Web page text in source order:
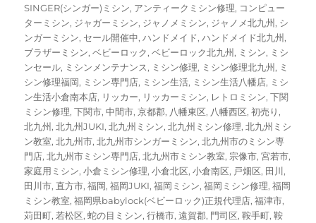
SINGER(シンガー)ミシン, アンティークミシン修理, コンピュー
ターミシン, ジャガーミシン, ジャノメミシン, ジャノメ北九州, シ
ンガーミシン, セール開催中,ハンドメイド,ハンドメイド北九州,
ブラザーミシン,ベビーロック,ベビーロック北九州, ミシン, ミシ
ンセール, ミシンメンテナンス, ミシン修理, ミシン修理北九州, ミ
シン修理福岡, ミシン専門店, ミシン生活, ミシン生活八幡店, ミシ
ン生活小倉南本店, リッカー, リッカーミシン, レトロミシン,下関
ミシン修理,下関市,中間市,京都郡, 八幡東区, 八幡西区,初売り,
北九州,北九州JUKI,北九州ミシン,北九州ミシン修理,北九州ミシ
ン教室,北九州市,北九州市シンガーミシン,北九州市のミシン専
門店,北九州市ミシン専門店,北九州市ミシン教室,宗像市,宮若市,
家庭用ミシン,小倉ミシン修理,小倉北区,小倉南区, 戸畑区, 田川,
田川市, 直方市,福岡,福岡JUKI,福岡ミシン,福岡ミシン修理,福岡
ミシン教室,福岡県babylock(ベビーロック)正規代理店,福津市,
苅田町,若松区,蛇の目ミシン,行橋市,遠賀郡, 門司区,鞍手町,鞍